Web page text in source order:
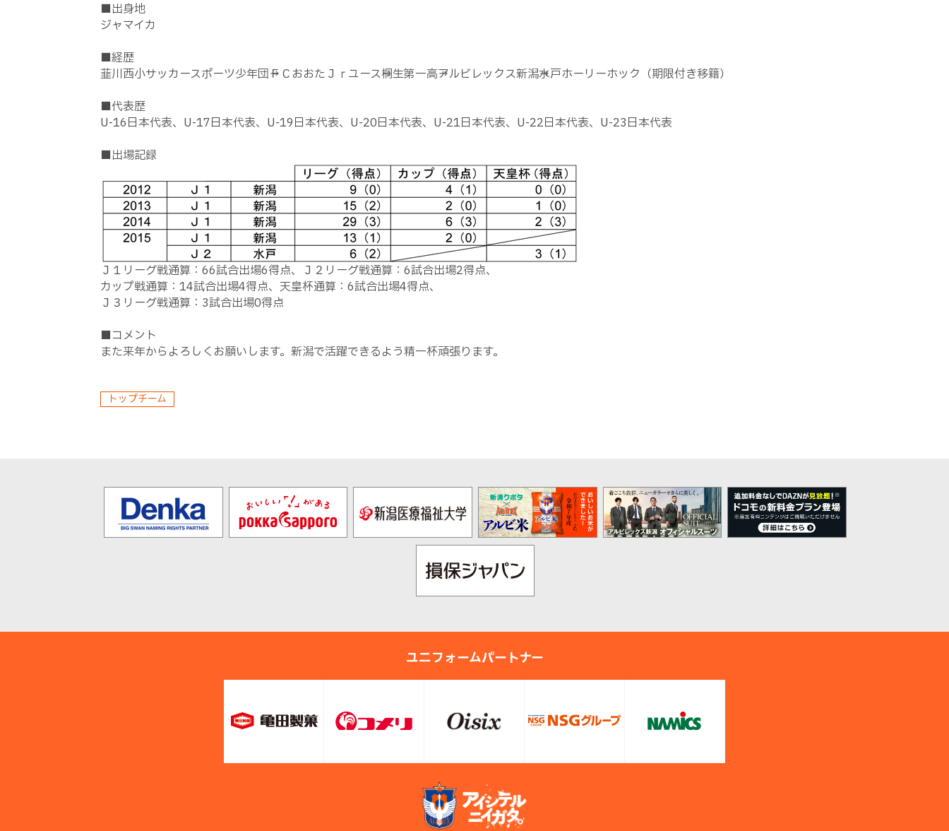
■出身地
ジャマイカ
■経歴
韮川西小サッカースポーツ少年団→ＦＣおおたＪｒユース→桐生第一高→アルビレックス新潟→水戸ホーリーホック（期限付き移籍）
■代表歴
U-16日本代表、U-17日本代表、U-19日本代表、U-20日本代表、U-21日本代表、U-22日本代表、U-23日本代表
■出場記録
Ｊ１リーグ戦通算：66試合出場6得点、Ｊ２リーグ戦通算：6試合出場2得点、
カップ戦通算：14試合出場4得点、天皇杯通算：6試合出場4得点、
Ｊ３リーグ戦通算：3試合出場0得点
■コメント
また来年からよろしくお願いします。新潟で活躍できるよう精一杯頑張ります。
トップチーム
ユニフォームパートナー